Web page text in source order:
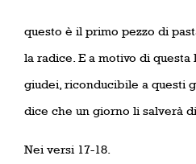
questo è il primo pezzo di
la radice. E a motivo di
giudei, riconducibile a questi
dice che un giorno li salverà di
Nei versi 17-18.